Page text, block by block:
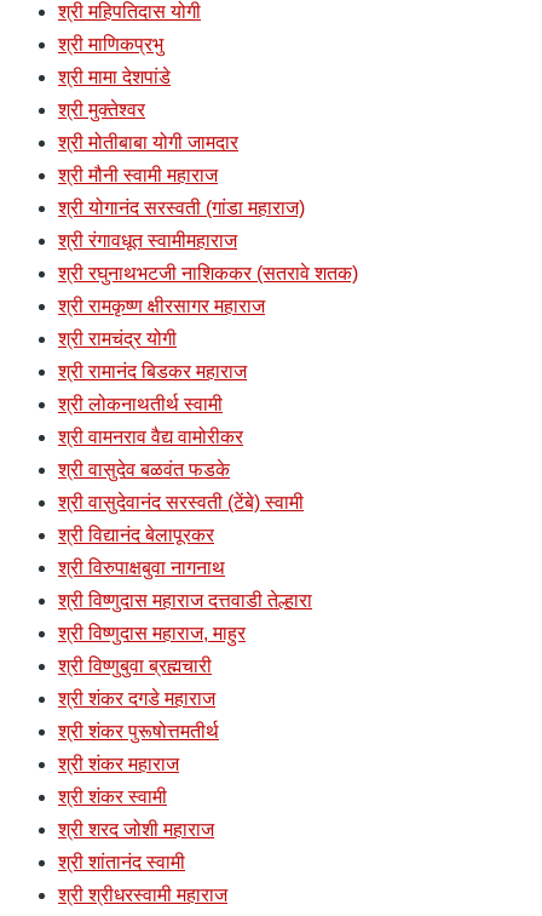
श्री महिपतिदास योगी
श्री माणिकप्रभु
श्री मामा देशपांडे
श्री मुक्तेश्वर
श्री मोतीबाबा योगी जामदार
श्री मौनी स्वामी महाराज
श्री योगानंद सरस्वती (गांडा महाराज)
श्री रंगावधूत स्वामीमहाराज
श्री रघुनाथभटजी नाशिककर (सतरावे शतक)
श्री रामकृष्ण क्षीरसागर महाराज
श्री रामचंद्र योगी
श्री रामानंद बिडकर महाराज
श्री लोकनाथतीर्थ स्वामी
श्री वामनराव वैद्य वामोरीकर
श्री वासुदेव बळवंत फडके
श्री वासुदेवानंद सरस्वती (टेंबे) स्वामी
श्री विद्यानंद बेलापूरकर
श्री विरुपाक्षबुवा नागनाथ
श्री विष्णुदास महाराज दत्तवाडी तेल्हारा
श्री विष्णुदास महाराज, माहुर
श्री विष्णुबुवा ब्रह्मचारी
श्री शंकर दगडे महाराज
श्री शंकर पुरूषोत्तमतीर्थ
श्री शंकर महाराज
श्री शंकर स्वामी
श्री शरद जोशी महाराज
श्री शांतानंद स्वामी
श्री श्रीधरस्वामी महाराज